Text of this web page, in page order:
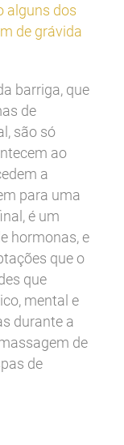
alguns dos
de grávida
barriga, que
de
são só
ao
a
para uma
é um
hormonas, e
que o
que
mental e
durante a
de
de